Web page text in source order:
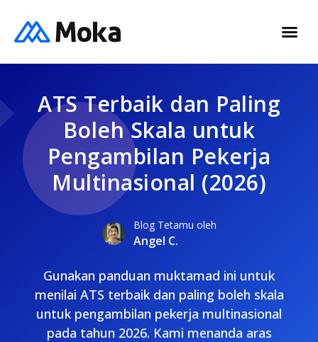
ATS Terbaik dan Paling
Boleh Skala untuk
Pengambilan Pekerja
Multinasional (2026)
Blog Tetamu oleh
Angel C.
Gunakan panduan muktamad ini untuk
menilai ATS terbaik dan paling boleh skala
untuk pengambilan pekerja multinasional
pada tahun 2026. Kami menanda aras